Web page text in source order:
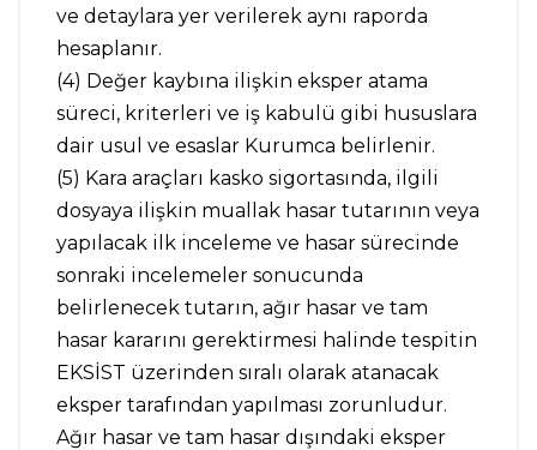
ve detaylara yer verilerek aynı raporda
hesaplanır.
(4) Değer kaybına ilişkin eksper atama
süreci, kriterleri ve iş kabulü gibi hususlara
dair usul ve esaslar Kurumca belirlenir.
(5) Kara araçları kasko sigortasında, ilgili
dosyaya ilişkin muallak hasar tutarının veya
yapılacak ilk inceleme ve hasar sürecinde
sonraki incelemeler sonucunda
belirlenecek tutarın, ağır hasar ve tam
hasar kararını gerektirmesi halinde tespitin
EKSİST üzerinden sıralı olarak atanacak
eksper tarafından yapılması zorunludur.
Ağır hasar ve tam hasar dışındaki eksper